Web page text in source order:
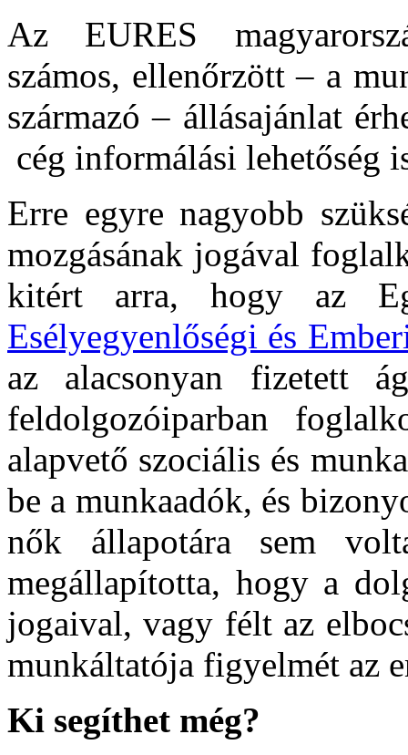
Az EURES
számos, ellenőrzött – a
származó – állásajánlat
cég informálási lehetőség
Erre egyre nagyobb
mozgásának jogával
kitért arra, hogy az
Esélyegyenlőségi és
az alacsonyan fizetett
feldolgozóiparban
alapvető szociális és
be a munkaadók, és
nők állapotára sem
megállapította, hogy a
jogaival, vagy félt az
munkáltatója figyelmét az
Ki segíthet még?